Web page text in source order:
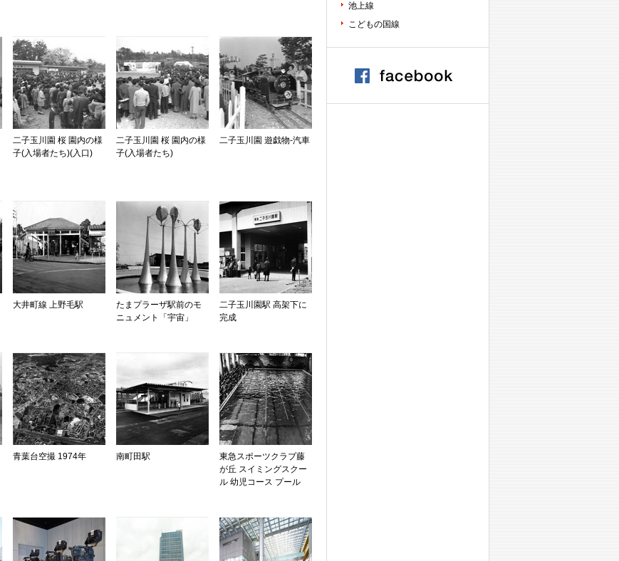
二子玉川園 桜 園内の様
子(入場者たち)(入口)
二子玉川園 桜 園内の様
子(入場者たち)
二子玉川園 遊戯物-汽車
大井町線 上野毛駅
たまプラーザ駅前のモ
ニュメント「宇宙」
二子玉川園駅 高架下に
完成
青葉台空撮 1974年 南町田駅
東急スポーツクラブ藤
が丘 スイミングスクー
ル 幼児コース プール
池上線
こどもの国線